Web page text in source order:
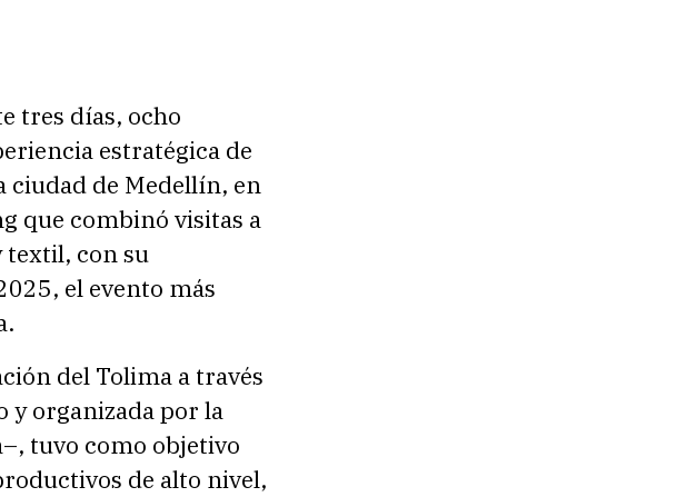
tres días, ocho
estratégica de
ciudad de Medellín, en
que combinó visitas a
textil, con su
el evento más
del Tolima a través
y organizada por la
tuvo como objetivo
de alto nivel,